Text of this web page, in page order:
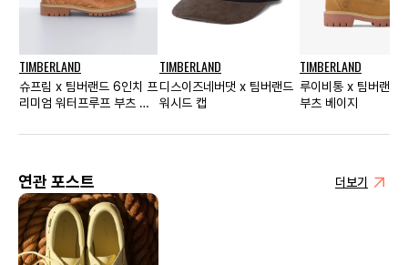
TIMBERLAND
슈프림 x 팀버랜드 6인치 프
리미엄 워터프루프 부츠 브
TIMBERLAND
디스이즈네버댓 x 팀버랜드
워시드 캡
TIMBERLAND
루이비통 x 팀버랜드
부츠 베이지
연관 포스트 더보기